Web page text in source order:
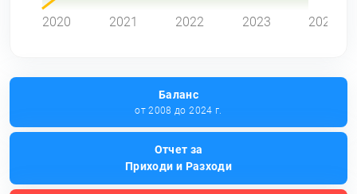
2020 2021 2022 2023 2024
Баланс
от 2008 до 2024 г.
Отчет за
Приходи и Разходи